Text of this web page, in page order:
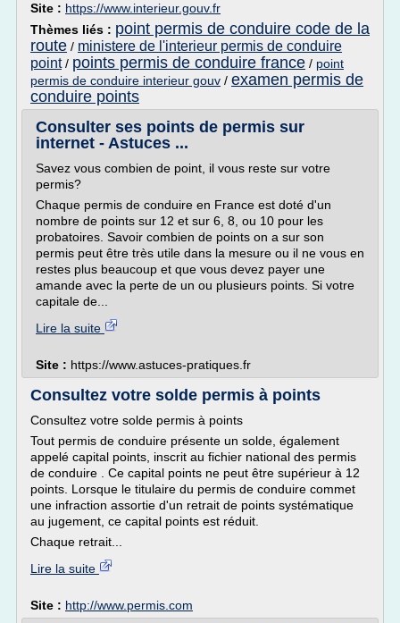
Site : https://www.interieur.gouv.fr
Thèmes liés : point permis de conduire code de la
route / ministere de l'interieur permis de conduire
point/ points permis de conduire france / point
permis de conduire interieur gouv / examen permis de
conduire points
Consulter ses points de permis sur
internet - Astuces ...
Savez vous combien de point, il vous reste sur votre
permis?
Chaque permis de conduire en France est doté d'un
nombre de points sur 12 et sur 6, 8, ou 10 pour les
probatoires. Savoir combien de points on a sur son
permis peut être très utile dans la mesure ou il ne vous en
restes plus beaucoup et que vous devez payer une
amande avec la perte de un ou plusieurs points. Si votre
capitale de...
Lire la suite
Site : https://www.astuces-pratiques.fr
Consultez votre solde permis à points
Consultez votre solde permis à points
Tout permis de conduire présente un solde, également
appelé capital points, inscrit au fichier national des permis
de conduire . Ce capital points ne peut être supérieur à 12
points. Lorsque le titulaire du permis de conduire commet
une infraction assortie d'un retrait de points systématique
au jugement, ce capital points est réduit.
Chaque retrait...
Lire la suite
Site : http://www.permis.com